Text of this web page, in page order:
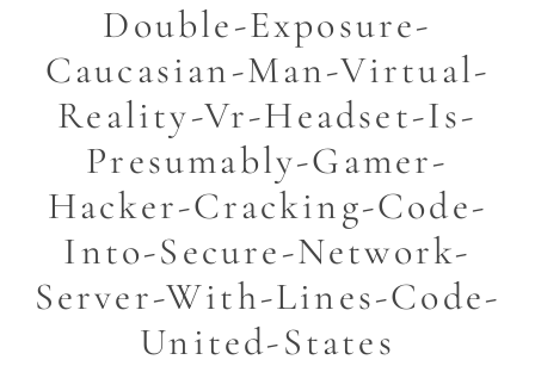
Double-Exposure-
Caucasian-Man-Virtual-
Reality-Vr-Headset-Is-
Presumably-Gamer-
Hacker-Cracking-Code-
Into-Secure-Network-
Server-With-Lines-Code-
United-States